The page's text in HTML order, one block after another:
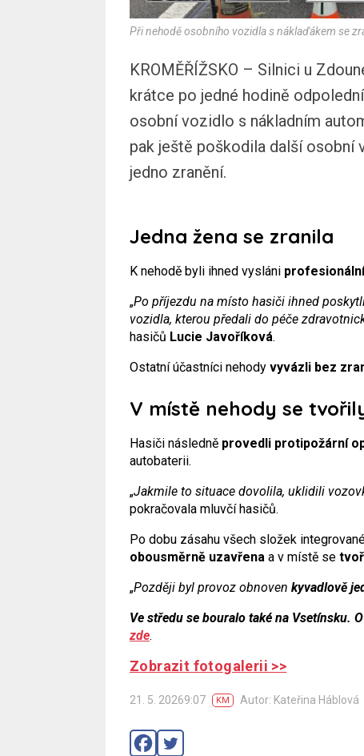
Při nehodě osobního vozidla s náklaďákem se
KROMĚŘÍŽSKO – Silnici u
krátce po jedné hodině
osobní vozidlo s nákladním
pak ještě poškodila další osobní
jedno zranění.
Jedna žena se zranila
K nehodě byli ihned vysláni
„Po příjezdu na místo hasiči ihned
vozidla, kterou předali do péče
hasičů Lucie Javoříková.
Ostatní účastníci nehody vyvázli bez
V místě nehody se
Hasiči následně provedli protipožární
autobaterii.
„Jakmile to situace dovolila, uklidili
pokračovala mluvčí hasičů.
Po dobu zásahu všech složek
obousměrně uzavřena a v místě se
„Později byl provoz obnoven kyvadlově
Ve středu se bouralo také na Vsetínsku.
zde.
Zobrazit fotogalerii >>
21. 5. 20269:07 KM Autor: Kateřina Háblová